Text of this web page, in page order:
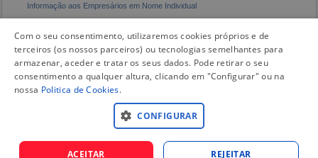
Informação aos Empresários em Nome Individual
Com o seu consentimento, utilizaremos cookies próprios e de
terceiros (os nossos parceiros) ou tecnologias semelhantes para
armazenar, aceder e tratar os seus dados. Pode retirar o seu
consentimento a qualquer altura, clicando em "Configurar" ou na
nossa Politica de Cookies.
CONFIGURAR
ACEITAR REJEITAR